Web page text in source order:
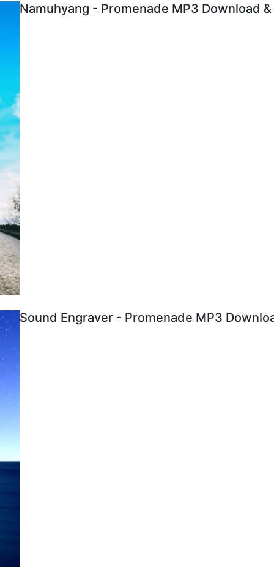
Namuhyang - Promenade MP3 Download
Sound Engraver - Promenade MP3